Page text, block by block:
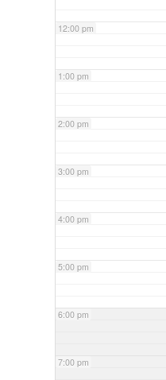
12:00 pm
1:00 pm
2:00 pm
3:00 pm
4:00 pm
5:00 pm
6:00 pm
7:00 pm